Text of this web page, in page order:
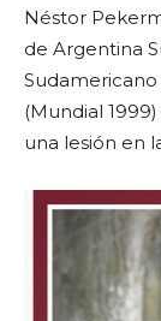
Néstor
de Argentina
Sudamericano
(Mundial
una lesión en